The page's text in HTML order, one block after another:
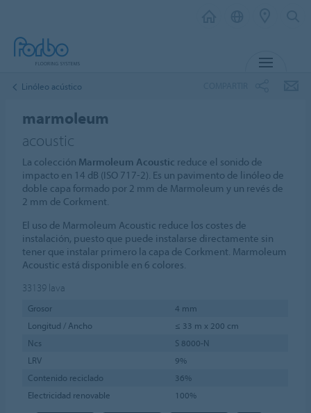
Linóleo acústico
marmoleum
acoustic
La colección Marmoleum Acoustic reduce el sonido de
impacto en 14 dB (ISO 717-2). Es un pavimento de linóleo de
doble capa formado por 2 mm de Marmoleum y un revés de
2 mm de Corkment.
El uso de Marmoleum Acoustic reduce los costes de
instalación, puesto que puede instalarse directamente sin
tener que instalar primero la capa de Corkment. Marmoleum
Acoustic está disponible en 6 colores.
33139 lava
Grosor
4 mm
Longitud / Ancho
≤ 33 m x 200 cm
Ncs
S 8000-N
LRV
9%
Contenido reciclado
36%
Electricidad renovable
100%